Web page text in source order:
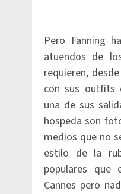
Pero Fanning
atuendos de
requieren,
con sus outfits
una de sus
hospeda son
medios que no
estilo de la
populares que
Cannes pero